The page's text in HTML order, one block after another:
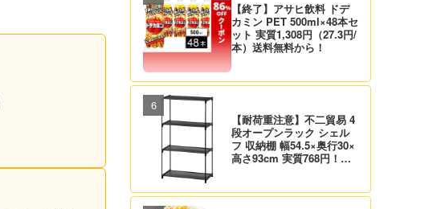
【終了】アサヒ飲料 ドデ
カミン PET 500ml×48本セ
ット 実質1,308円（27.3円/
本）送料無料から！
【耐荷重注意】不二貿易 4
段オープンラック シェル
フ 収納棚 幅54.5×奥行30×
高さ93cm 実質768円！プ